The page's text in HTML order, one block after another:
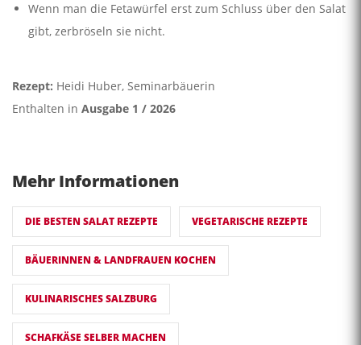
Wenn man die Fetawürfel erst zum Schluss über den Salat
gibt, zerbröseln sie nicht.
Rezept: Heidi Huber, Seminarbäuerin
Enthalten in Ausgabe 1 / 2026
Mehr Informationen
DIE BESTEN SALAT REZEPTE VEGETARISCHE REZEPTE
BÄUERINNEN & LANDFRAUEN KOCHEN
KULINARISCHES SALZBURG
SCHAFKÄSE SELBER MACHEN